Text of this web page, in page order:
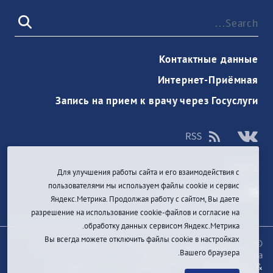
Контактные данные
Интернет-Приёмная
Запись на прием к врачу через Госуслуги
© При цитировании информации с сайта ссылка на
первоисточник обязательна
Разработка и техподдержка сайтаBars-Penza &
Для улучшения работы сайта и его взаимодействия с
пользователями мы используем файлы cookie и сервис
Яндекс.Метрика. Продолжая работу с сайтом, Вы даете
разрешение на использование cookie-файлов и согласие на
обработку данных сервисом Яндекс.Метрика.
Вы всегда можете отключить файлы cookie в настройках
Вашего браузера.